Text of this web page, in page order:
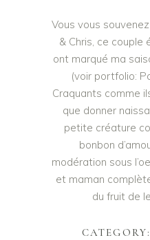
Vous vous
& Chris, ce couple
ont marqué ma
(voir portfolio:
Craquants comme
que donner
petite créature
bonbon
modération sous
et maman
du fruit de
CATEGORY: